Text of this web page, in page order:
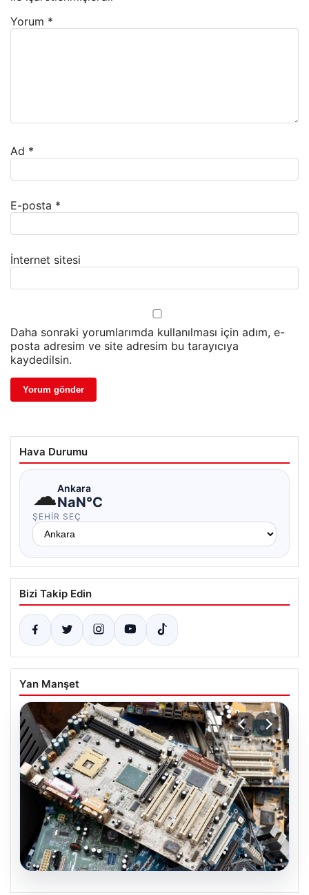
Yorum *
Ad *
E-posta *
İnternet sitesi
Daha sonraki yorumlarımda kullanılması için adım, e-
posta adresim ve site adresim bu tarayıcıya
kaydedilsin.
Hava Durumu
☁Ankara
NaN°C
ŞEHIR SEÇ
Bizi Takip Edin
Yan Manşet